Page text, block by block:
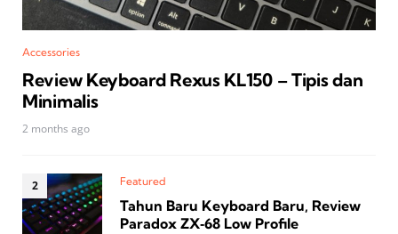
Accessories
Review Keyboard Rexus KL150 – Tipis dan
Minimalis
2 months ago
Featured
Tahun Baru Keyboard Baru, Review
Paradox ZX‑68 Low Profile